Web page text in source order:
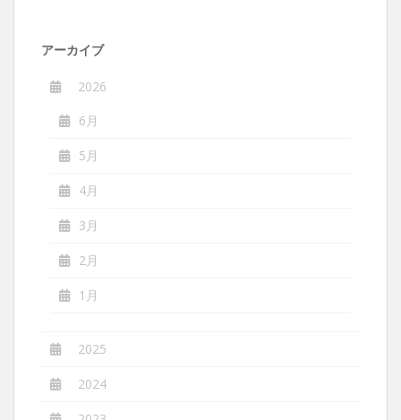
アーカイブ
2026
6月
5月
4月
3月
2月
1月
2025
2024